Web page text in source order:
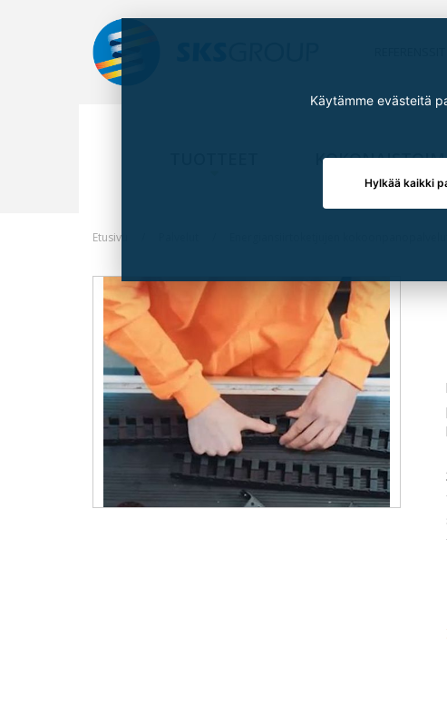
Etusivu
Käytämme evästeitä
Hylkää kaikki